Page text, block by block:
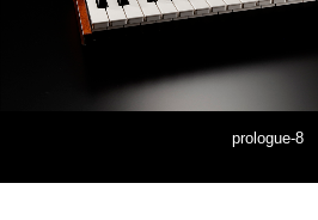
prologue-8